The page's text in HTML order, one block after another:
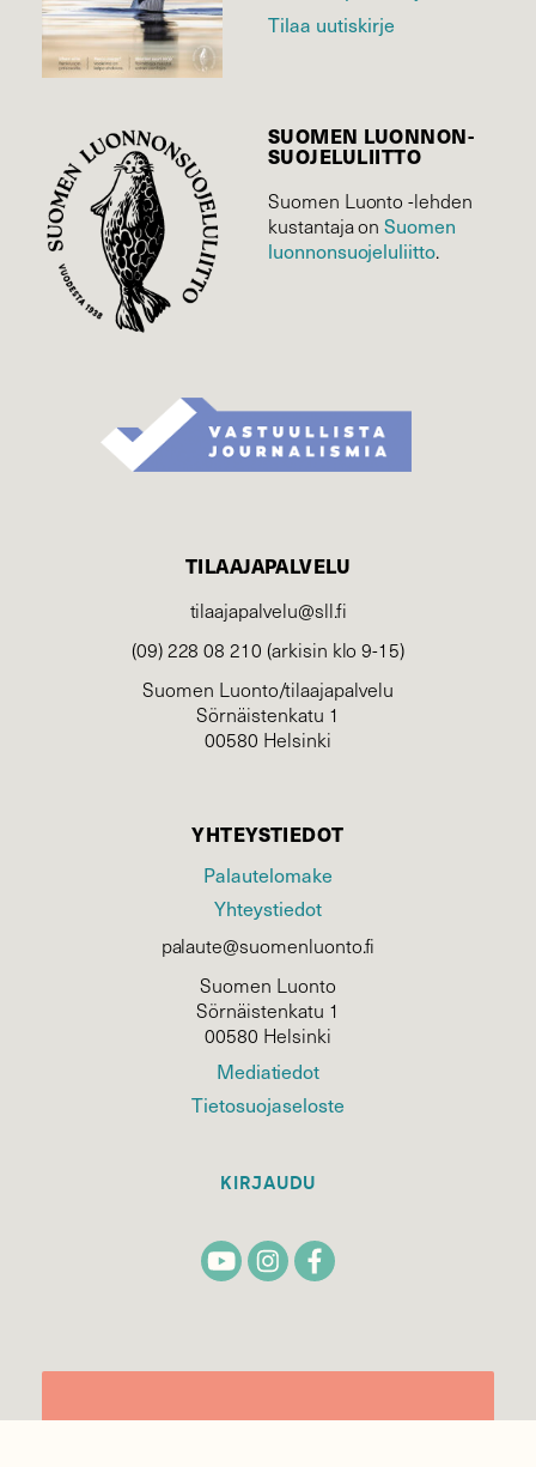
Tilaa uutiskirje
SUOMEN LUONNON­
SUOJELU­LIITTO
Suomen Luonto -lehden
kustantaja onSuomen
luonnonsuojelu­liitto.
TILAAJAPALVELU
tilaajapalvelu@sll.fi
(09) 228 08 210 (arkisin klo 9-15)
Suomen Luonto/tilaajapalvelu
Sörnäistenkatu 1
00580 Helsinki
YHTEYSTIEDOT
Palautelomake
Yhteystiedot
palaute@suomenluonto.fi
Suomen Luonto
Sörnäistenkatu 1
00580 Helsinki
Mediatiedot
Tietosuojaseloste
KIRJAUDU